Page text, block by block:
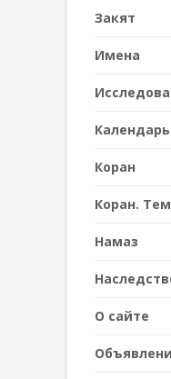
Закят
Имена
Коран
Коран.
Намаз
О сайте